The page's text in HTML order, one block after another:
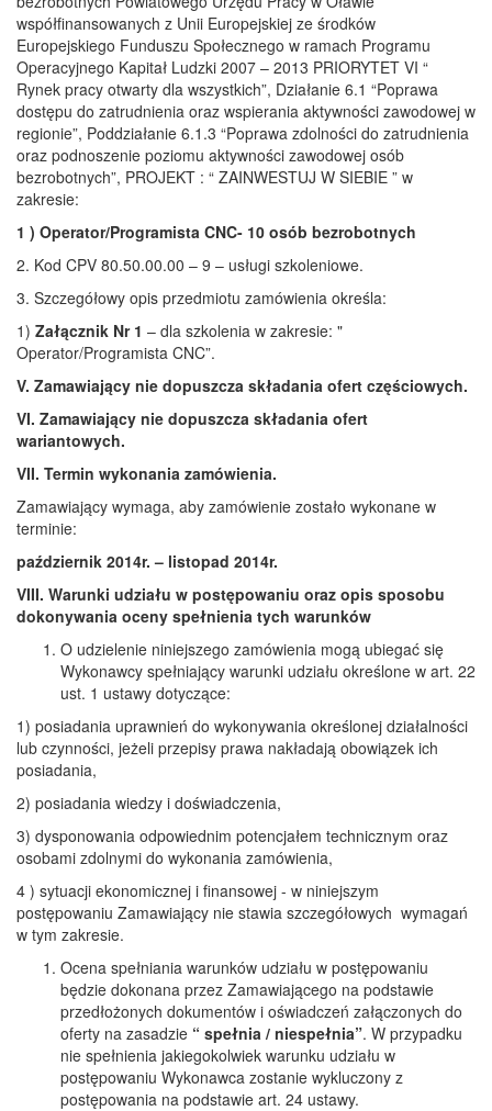
współfinansowanych z Unii Europejskiej ze środków
Europejskiego Funduszu Społecznego w ramach Programu
Operacyjnego Kapitał Ludzki 2007 – 2013 PRIORYTET VI “
Rynek pracy otwarty dla wszystkich”, Działanie 6.1 “Poprawa
dostępu do zatrudnienia oraz wspierania aktywności zawodowej w
regionie”, Poddziałanie 6.1.3 “Poprawa zdolności do zatrudnienia
oraz podnoszenie poziomu aktywności zawodowej osób
bezrobotnych”, PROJEKT : “ ZAINWESTUJ W SIEBIE ” w
zakresie:
1 ) Operator/Programista CNC- 10 osób bezrobotnych
2. Kod CPV 80.50.00.00 – 9 – usługi szkoleniowe.
3. Szczegółowy opis przedmiotu zamówienia określa:
1) Załącznik Nr 1 – dla szkolenia w zakresie: "
Operator/Programista CNC”.
V. Zamawiający nie dopuszcza składania ofert częściowych.
VI. Zamawiający nie dopuszcza składania ofert
wariantowych.
VII. Termin wykonania zamówienia.
Zamawiający wymaga, aby zamówienie zostało wykonane w
terminie:
październik 2014r. – listopad 2014r.
VIII. Warunki udziału w postępowaniu oraz opis sposobu
dokonywania oceny spełnienia tych warunków
O udzielenie niniejszego zamówienia mogą ubiegać się
Wykonawcy spełniający warunki udziału określone w art. 22
ust. 1 ustawy dotyczące:
1) posiadania uprawnień do wykonywania określonej działalności
lub czynności, jeżeli przepisy prawa nakładają obowiązek ich
posiadania,
2) posiadania wiedzy i doświadczenia,
3) dysponowania odpowiednim potencjałem technicznym oraz
osobami zdolnymi do wykonania zamówienia,
4 ) sytuacji ekonomicznej i finansowej - w niniejszym
postępowaniu Zamawiający nie stawia szczegółowych wymagań
w tym zakresie.
Ocena spełniania warunków udziału w postępowaniu
będzie dokonana przez Zamawiającego na podstawie
przedłożonych dokumentów i oświadczeń załączonych do
oferty na zasadzie “ spełnia / niespełnia”. W przypadku
nie spełnienia jakiegokolwiek warunku udziału w
postępowaniu Wykonawca zostanie wykluczony z
postępowania na podstawie art. 24 ustawy.